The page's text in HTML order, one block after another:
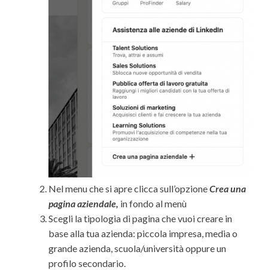
Nel menu che si apre clicca sull’opzioneCrea una
pagina aziendale, in fondo al menù
Scegli la tipologia di pagina che vuoi creare in
base alla tua azienda: piccola impresa, media o
grande azienda, scuola/università oppure un
profilo secondario.